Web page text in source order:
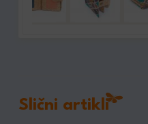
Slični artikli